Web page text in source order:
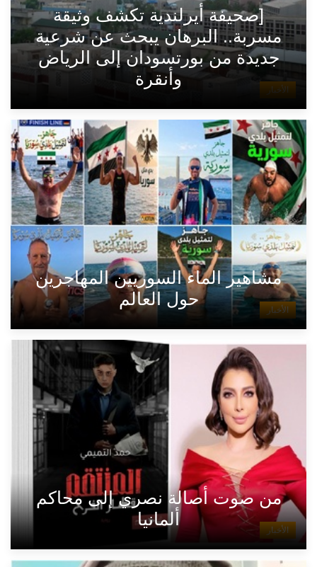
الأخبار
[صحيفة أيرلندية تكشف وثيقة
مسربة.. البرهان يبحث عن شرعية
جديدة من بورتسودان إلى الرياض
وأنقرة
الأخبار
مشاهير الماء السوريين المهاجرين
حول العالم
الأخبار
من صوت أصالة نصري إلى محاكم
ألمانيا